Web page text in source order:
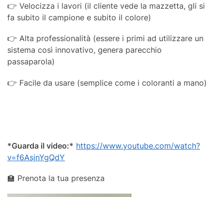
👉 Velocizza i lavori (il cliente vede la mazzetta, gli si
fa subito il campione e subito il colore)
👉 Alta professionalità (essere i primi ad utilizzare un
sistema così innovativo, genera parecchio
passaparola)
👉 Facile da usare (semplice come i coloranti a mano)
*Guarda il video:* https://www.youtube.com/watch?
v=f6AsjnYgQdY
🏫 Prenota la tua presenza